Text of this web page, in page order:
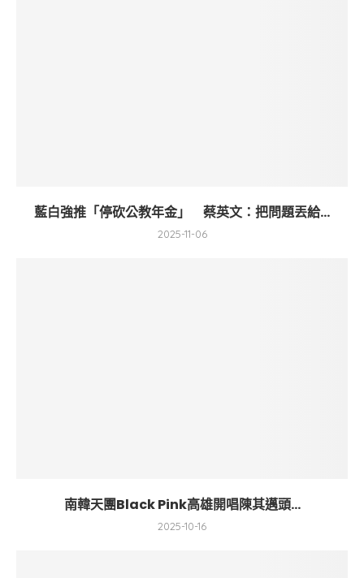
藍白強推「停砍公教年金」 蔡英文：把問題丟給...
2025-11-06
南韓天團Black Pink高雄開唱陳其邁頭...
2025-10-16